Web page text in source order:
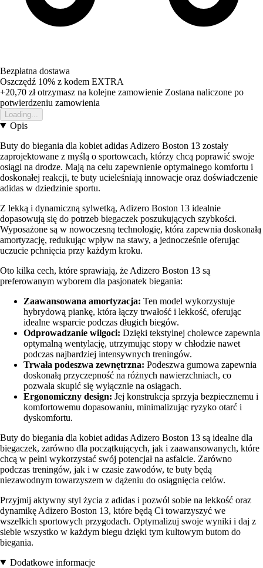
Bezpłatna dostawa
Oszczędź 10% z kodem EXTRA
+20,70 złotrzymasz na kolejne zamowienie Zostana naliczone po
potwierdzeniu zamowienia
Loading...
Opis
Buty do biegania dla kobiet adidas Adizero Boston 13 zostały
zaprojektowane z myślą o sportowcach, którzy chcą poprawić swoje
osiągi na drodze. Mają na celu zapewnienie optymalnego komfortu i
doskonałej reakcji, te buty ucieleśniają innowacje oraz doświadczenie
adidas w dziedzinie sportu.
Z lekką i dynamiczną sylwetką, Adizero Boston 13 idealnie
dopasowują się do potrzeb biegaczek poszukujących szybkości.
Wyposażone są w nowoczesną technologię, która zapewnia doskonałą
amortyzację, redukując wpływ na stawy, a jednocześnie oferując
uczucie pchnięcia przy każdym kroku.
Oto kilka cech, które sprawiają, że Adizero Boston 13 są
preferowanym wyborem dla pasjonatek biegania:
Zaawansowana amortyzacja: Ten model wykorzystuje
hybrydową piankę, która łączy trwałość i lekkość, oferując
idealne wsparcie podczas długich biegów.
Odprowadzanie wilgoci: Dzięki tekstylnej cholewce zapewnia
optymalną wentylację, utrzymując stopy w chłodzie nawet
podczas najbardziej intensywnych treningów.
Trwała podeszwa zewnętrzna: Podeszwa gumowa zapewnia
doskonałą przyczepność na różnych nawierzchniach, co
pozwala skupić się wyłącznie na osiągach.
Ergonomiczny design: Jej konstrukcja sprzyja bezpiecznemu i
komfortowemu dopasowaniu, minimalizując ryzyko otarć i
dyskomfortu.
Buty do biegania dla kobiet adidas Adizero Boston 13 są idealne dla
biegaczek, zarówno dla początkujących, jak i zaawansowanych, które
chcą w pełni wykorzystać swój potencjał na asfalcie. Zarówno
podczas treningów, jak i w czasie zawodów, te buty będą
niezawodnym towarzyszem w dążeniu do osiągnięcia celów.
Przyjmij aktywny styl życia z adidas i pozwól sobie na lekkość oraz
dynamikę Adizero Boston 13, które będą Ci towarzyszyć we
wszelkich sportowych przygodach. Optymalizuj swoje wyniki i daj z
siebie wszystko w każdym biegu dzięki tym kultowym butom do
biegania.
Dodatkowe informacje